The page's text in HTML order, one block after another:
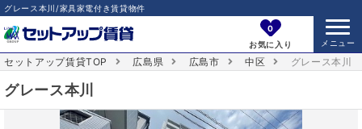
グレース本川/家具家電付き賃貸物件
0
お気に入り
セットアップ賃貸TOP 広島県 広島市 中区 グレース本川
グレース本川